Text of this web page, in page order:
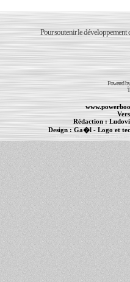
Pour soutenir le développement
Powered
Rédaction :
Design :Ga�l- Logo et
Informations :